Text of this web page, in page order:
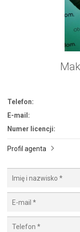
Telefon:
E-mail:
Numer licencji:
Profil agenta